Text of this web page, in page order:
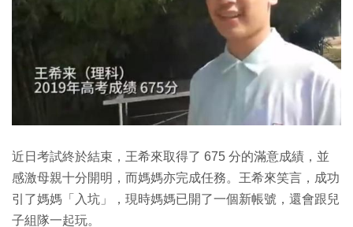
近日考試終於結束，王希來取得了 675 分的滿意成績，並
感激母親十分開明，而媽媽亦完成任務。王希來笑言，成功
引了媽媽「入坑」，現時媽媽已開了一個新帳號，還會跟兒
子組隊一起玩。